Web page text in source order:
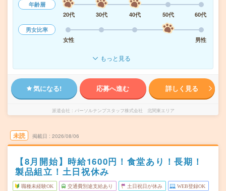
年齢層
20代
30代 40代 50代
60代
男女比率
女性
男性
もっと見る
気になる! 応募へ進む 詳しく見る
派遣会社 パーソルテンプスタッフ株式会社 北関東エリア
未読 掲載日 2026/08/06
【8月開始】時給1600円！食堂あり！長期！
製品組立！土日祝休み
職種未経験OK 交通費別途支給あり 土日祝日が休み WEB登録OK